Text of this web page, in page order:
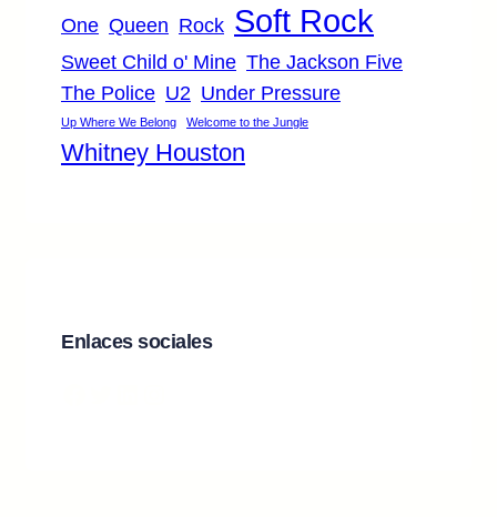
One Queen Rock Soft Rock
Sweet Child o' Mine The Jackson Five
The Police U2 Under Pressure
Up Where We Belong Welcome to the Jungle
Whitney Houston
Enlaces sociales